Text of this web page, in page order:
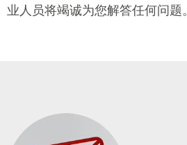
业人员将竭诚为您解答任何问题。